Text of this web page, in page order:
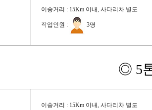
이송거리 : 15Km 이내, 사다리차 별도
작업인원 : 3명
◎ 5
이송거리 : 15Km 이내, 사다리차 별도